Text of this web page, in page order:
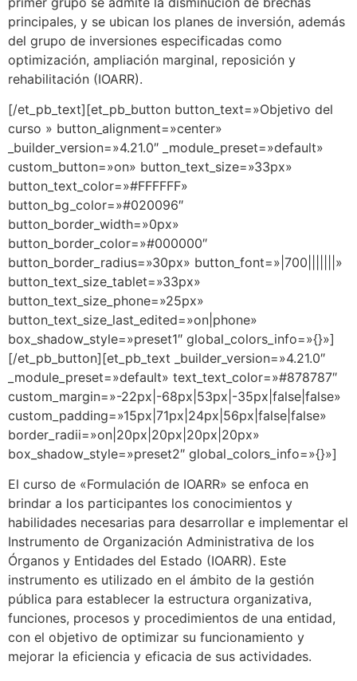
principales, y se ubican los planes de inversión, además
del grupo de inversiones especificadas como
optimización, ampliación marginal, reposición y
rehabilitación (IOARR).
[/et_pb_text][et_pb_button button_text=»Objetivo del
curso » button_alignment=»center»
_builder_version=»4.21.0″ _module_preset=»default»
custom_button=»on» button_text_size=»33px»
button_text_color=»#FFFFFF»
button_bg_color=»#020096″
button_border_width=»0px»
button_border_color=»#000000″
button_border_radius=»30px» button_font=»|700|||||||»
button_text_size_tablet=»33px»
button_text_size_phone=»25px»
button_text_size_last_edited=»on|phone»
box_shadow_style=»preset1″ global_colors_info=»{}»]
[/et_pb_button][et_pb_text _builder_version=»4.21.0″
_module_preset=»default» text_text_color=»#878787″
custom_margin=»-22px|-68px|53px|-35px|false|false»
custom_padding=»15px|71px|24px|56px|false|false»
border_radii=»on|20px|20px|20px|20px»
box_shadow_style=»preset2″ global_colors_info=»{}»]
El curso de «Formulación de IOARR» se enfoca en
brindar a los participantes los conocimientos y
habilidades necesarias para desarrollar e implementar el
Instrumento de Organización Administrativa de los
Órganos y Entidades del Estado (IOARR). Este
instrumento es utilizado en el ámbito de la gestión
pública para establecer la estructura organizativa,
funciones, procesos y procedimientos de una entidad,
con el objetivo de optimizar su funcionamiento y
mejorar la eficiencia y eficacia de sus actividades.